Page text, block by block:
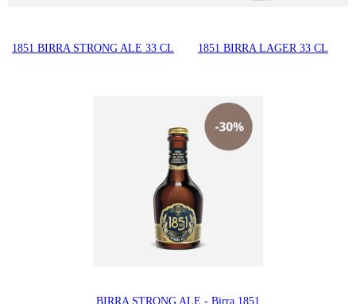
1851 BIRRA STRONG ALE 33 CL 1851 BIRRA LAGER 33 CL
BIRRA STRONG ALE - Birra 1851